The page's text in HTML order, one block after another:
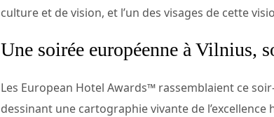
culture et de vision, et l’un des visages de cette
Une soirée européenne à Vilnius,
Les European Hotel Awards™ rassemblaient ce
dessinant une cartographie vivante de